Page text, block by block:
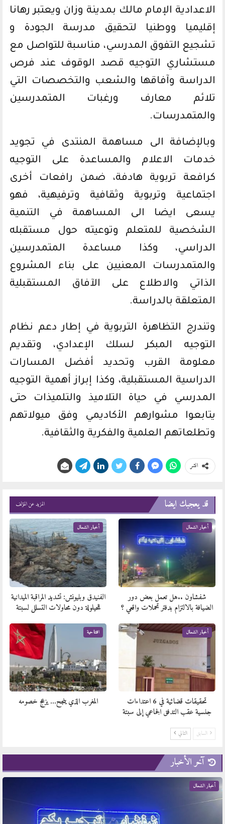
الاعدادية الإمام مالك بمدينة وزان ويعتبر رهانا
إقليميا ووطنيا لتحقيق مدرسة الجودة و
تشجيع التفوق المدرسي، مناسبة للتواصل مع
مستشاري التوجيه قصد الوقوف عند فرص
الدراسة وآفاقها والشعب والتخصصات التي
تلائم معارف ورغبات المتمدرسين
والمتمدرسات.
وبالإضافة الى مساهمة المنتدى في تجويد
خدمات الاعلام والمساعدة على التوجيه
كرافعة تربوية هادفة، ضمن رافعات أخرى
اجتماعية وتربوية وثقافية وترفيهية، فهو
يسعى ايضا الى المساهمة في التنمية
الشخصية للمتعلم وتوعيته حول مستقبله
الدراسي، وكذا مساعدة المتمدرسين
والمتمدرسات المعنيين على بناء المشروع
الذاتي والاطلاع على الآفاق المستقبلية
المتعلقة بالدراسة.
وتندرج التظاهرة التربوية في إطار دعم نظام
التوجيه المبكر لسلك الإعدادي، وتقديم
معلومة القرب وتحديد أفضل المسارات
الدراسية المستقبلية، وكذا إبراز أهمية التوجيه
المدرسي في حياة التلاميذ والتلميذات حتى
يتابعوا مشوارهم الأكاديمي وفق ميولاتهم
وتطلعاتهم العلمية والفكرية والثقافية.
انشر
قد يعجبك ايضا المزيد عن المؤلف
أخبار الشمال
شفشاون ..هل تعمل بعض دور
الضيافة بالالتزام بدفتر تحملات واقعي ؟
أخبار الشمال
الفنيدق وبليونش: تشديد المراقبة الميدانية
للحيلولة دون محاولات التسلل لسبتة
أخبار الشمال
تحقيقات قضائية في 6 اعتداءات
جنسية عقب التدفق الجماعي إلى سبتة
افتتاحية
المغرب الذي ينجح… يزعج خصومه
السابق التالي
آخر الأخبار
أخبار الشمال